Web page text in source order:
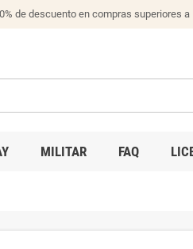
de descuento en compras superiores a
MILITAR FAQ